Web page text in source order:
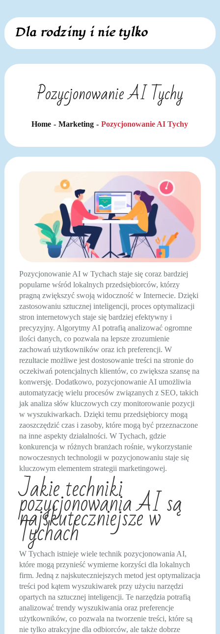
Skip
content
Dla rodziny i nie tylko
Pozycjonowanie AI Tychy
Home Marketing Pozycjonowanie AI Tychy
Pozycjonowanie AI w Tychach staje się coraz bardziej
popularne wśród lokalnych przedsiębiorców, którzy
pragną zwiększyć swoją widoczność w Internecie. Dzięki
zastosowaniu sztucznej inteligencji, proces optymalizacji
stron internetowych staje się bardziej efektywny i
precyzyjny. Algorytmy AI potrafią analizować ogromne
ilości danych, co pozwala na lepsze zrozumienie
zachowań użytkowników oraz ich preferencji. W
rezultacie możliwe jest dostosowanie treści na stronie do
oczekiwań potencjalnych klientów, co zwiększa szansę na
konwersję. Dodatkowo, pozycjonowanie AI umożliwia
automatyzację wielu procesów związanych z SEO, takich
jak analiza słów kluczowych czy monitorowanie pozycji
w wyszukiwarkach. Dzięki temu przedsiębiorcy mogą
zaoszczędzić czas i zasoby, które mogą być przeznaczone
na inne aspekty działalności. W Tychach, gdzie
konkurencja w różnych branżach rośnie, wykorzystanie
nowoczesnych technologii w pozycjonowaniu staje się
kluczowym elementem strategii marketingowej.
Jakie techniki
pozycjonowania AI są
najskuteczniejsze w
Tychach
W Tychach istnieje wiele technik pozycjonowania AI,
które mogą przynieść wymierne korzyści dla lokalnych
firm. Jedną z najskuteczniejszych metod jest optymalizacja
treści pod kątem wyszukiwarek przy użyciu narzędzi
opartych na sztucznej inteligencji. Te narzędzia potrafią
analizować trendy wyszukiwania oraz preferencje
użytkowników, co pozwala na tworzenie treści, które są
nie tylko atrakcyjne dla odbiorców, ale także dobrze